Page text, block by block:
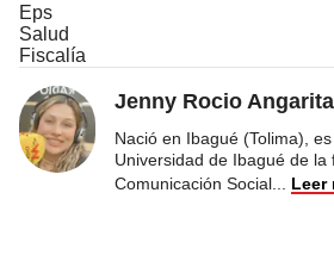
Eps
Salud
Fiscalía
Jenny Rocio Angarita
Nació en Ibagué (Tolima),
Universidad de Ibagué de la
Comunicación Social
Leer